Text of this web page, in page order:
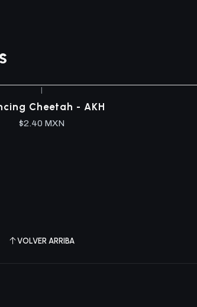
Cheetah - AKH
$2.40 MXN
VOLVER ARRIBA